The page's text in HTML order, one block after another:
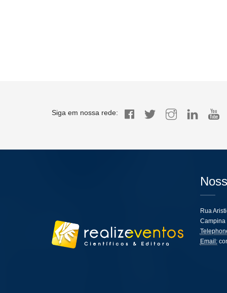
Siga em nossa rede:
Rua
Campina
Email: